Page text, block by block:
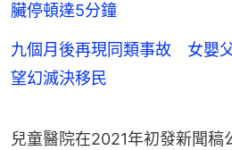
臟停頓達5分鐘
九個月後再現同類事故 女嬰
望幻滅決移民
兒童醫院在2021年初發新聞稿